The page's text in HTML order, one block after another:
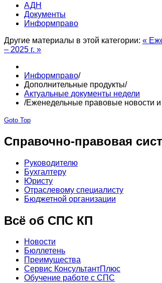
АДН
Документы
Информправо
Другие материалы в этой категории: «
– 2025 г. »
Информправо/
Дополнительные продукты/
Актуальные документы недели
/Еженедельные правовые новости
Goto Top
Справочно-правовая
Руководителю
Бухгалтеру
Юристу
Отраслевому специалисту
Бюджетной организации
Всё об СПС КП
Новости
Бюллетень
Преимущества
Сервис КонсультантПлюс
Обучение работе с СПС